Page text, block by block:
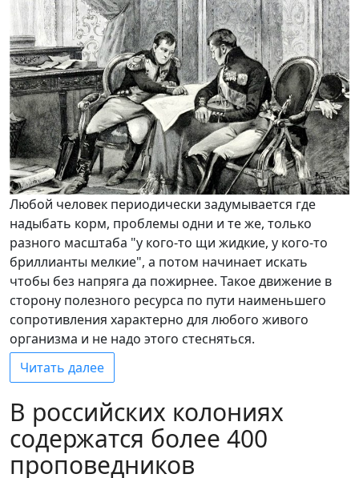
Любой человек периодически задумывается где
надыбать корм, проблемы одни и те же, только
разного масштаба "у кого-то щи жидкие, у кого-то
бриллианты мелкие", а потом начинает искать
чтобы без напряга да пожирнее. Такое движение в
сторону полезного ресурса по пути наименьшего
сопротивления характерно для любого живого
организма и не надо этого стесняться.
Читать далее
В российских колониях
содержатся более 400
проповедников